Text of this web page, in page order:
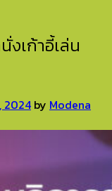
งเก้าอี้เล่น
2024 by Modena